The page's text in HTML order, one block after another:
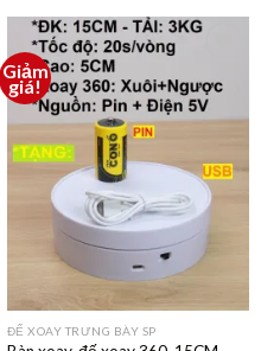
Giảm
giá!
vào
thích
ĐẾ XOAY TRƯNG BÀY SP